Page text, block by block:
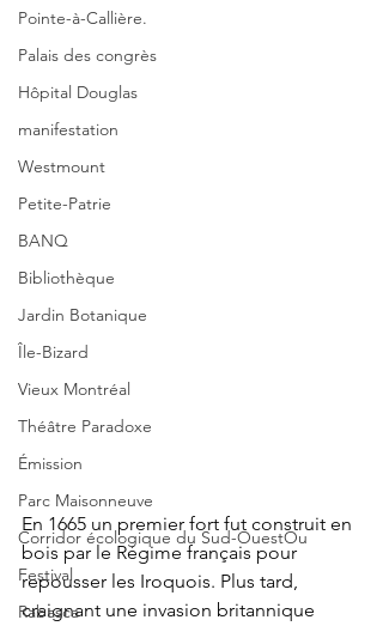
Pointe-à-Callière.
Palais des congrès
Hôpital Douglas
manifestation
Westmount
Petite-Patrie
BANQ
Bibliothèque
Jardin Botanique
Île-Bizard
Vieux Montréal
Théâtre Paradoxe
Émission
Parc Maisonneuve
Corridor écologique du Sud-OuestOu
Festival
Rabasca
En 1665 un premier fort fut construit en
bois par le Régime français pour
repousser les Iroquois. Plus tard,
craignant une invasion britannique